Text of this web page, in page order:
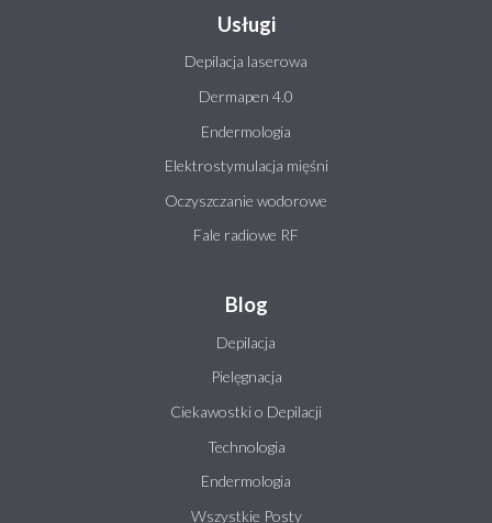
Usługi
Depilacja laserowa
Dermapen 4.0
Endermologia
Elektrostymulacja mięśni
Oczyszczanie wodorowe
Fale radiowe RF
Blog
Depilacja
Pielęgnacja
Ciekawostki o Depilacji
Technologia
Endermologia
Wszystkie Posty